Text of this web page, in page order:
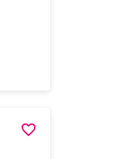
favorite_border